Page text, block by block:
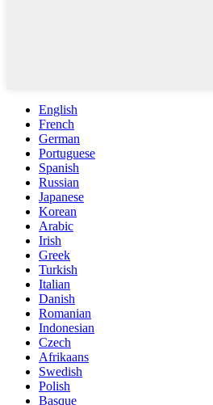
English
French
German
Portuguese
Spanish
Russian
Japanese
Korean
Arabic
Irish
Greek
Turkish
Italian
Danish
Romanian
Indonesian
Czech
Afrikaans
Swedish
Polish
Basque